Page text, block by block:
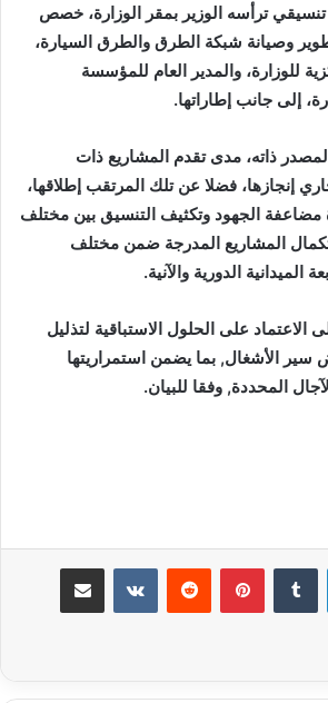
ترأسه الوزير بمقر الوزارة، خصص
وصيانة شبكة الطرق والطرق السيارة،
للوزارة، والمدير العام للمؤسسة
إلى جانب إطاراتها.
ذاته، مدى تقدم المشاريع ذات
إنجازها، فضلا عن تلك المرتقب إطلاقها،
مضاعفة الجهود وتكثيف التنسيق بين مختلف
المشاريع المدرجة ضمن مختلف
الميدانية الدورية والآنية.
الاعتماد على الحلول الاستباقية لتذليل
سير الأشغال, بما يضمن استمراريتها
المحددة, وفقا للبيان.
لينكدإن بينتيريست